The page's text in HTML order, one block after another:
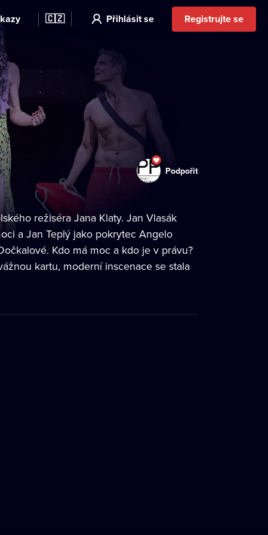
🇨🇿 Přihlásit se Registrujte se
Podpořit
režiséra Jana Klaty. Jan Vlasák
a Jan Teplý jako pokrytec Angelo
Kdo má moc a kdo je v právu?
kartu, moderní inscenace se stala